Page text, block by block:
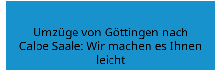
Umzüge von Göttingen nach
Calbe Saale: Wir machen es Ihnen
leicht